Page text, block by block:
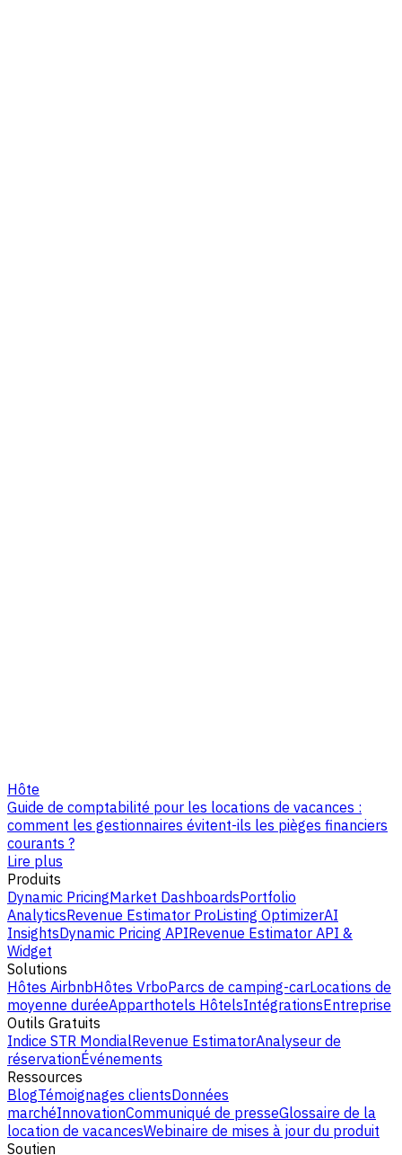
Hôte
Guide de comptabilité pour les locations de vacances :
comment les gestionnaires évitent-ils les pièges financiers
courants ?
Lire plus
Produits
Dynamic PricingMarket DashboardsPortfolio
AnalyticsRevenue Estimator ProListing OptimizerAI
InsightsDynamic Pricing APIRevenue Estimator API &
Widget
Solutions
Hôtes AirbnbHôtes VrboParcs de camping-carLocations de
moyenne duréeApparthotels HôtelsIntégrationsEntreprise
Outils Gratuits
Indice STR MondialRevenue EstimatorAnalyseur de
réservationÉvénements
Ressources
BlogTémoignages clientsDonnées
marchéInnovationCommuniqué de presseGlossaire de la
location de vacancesWebinaire de mises à jour du produit
Soutien